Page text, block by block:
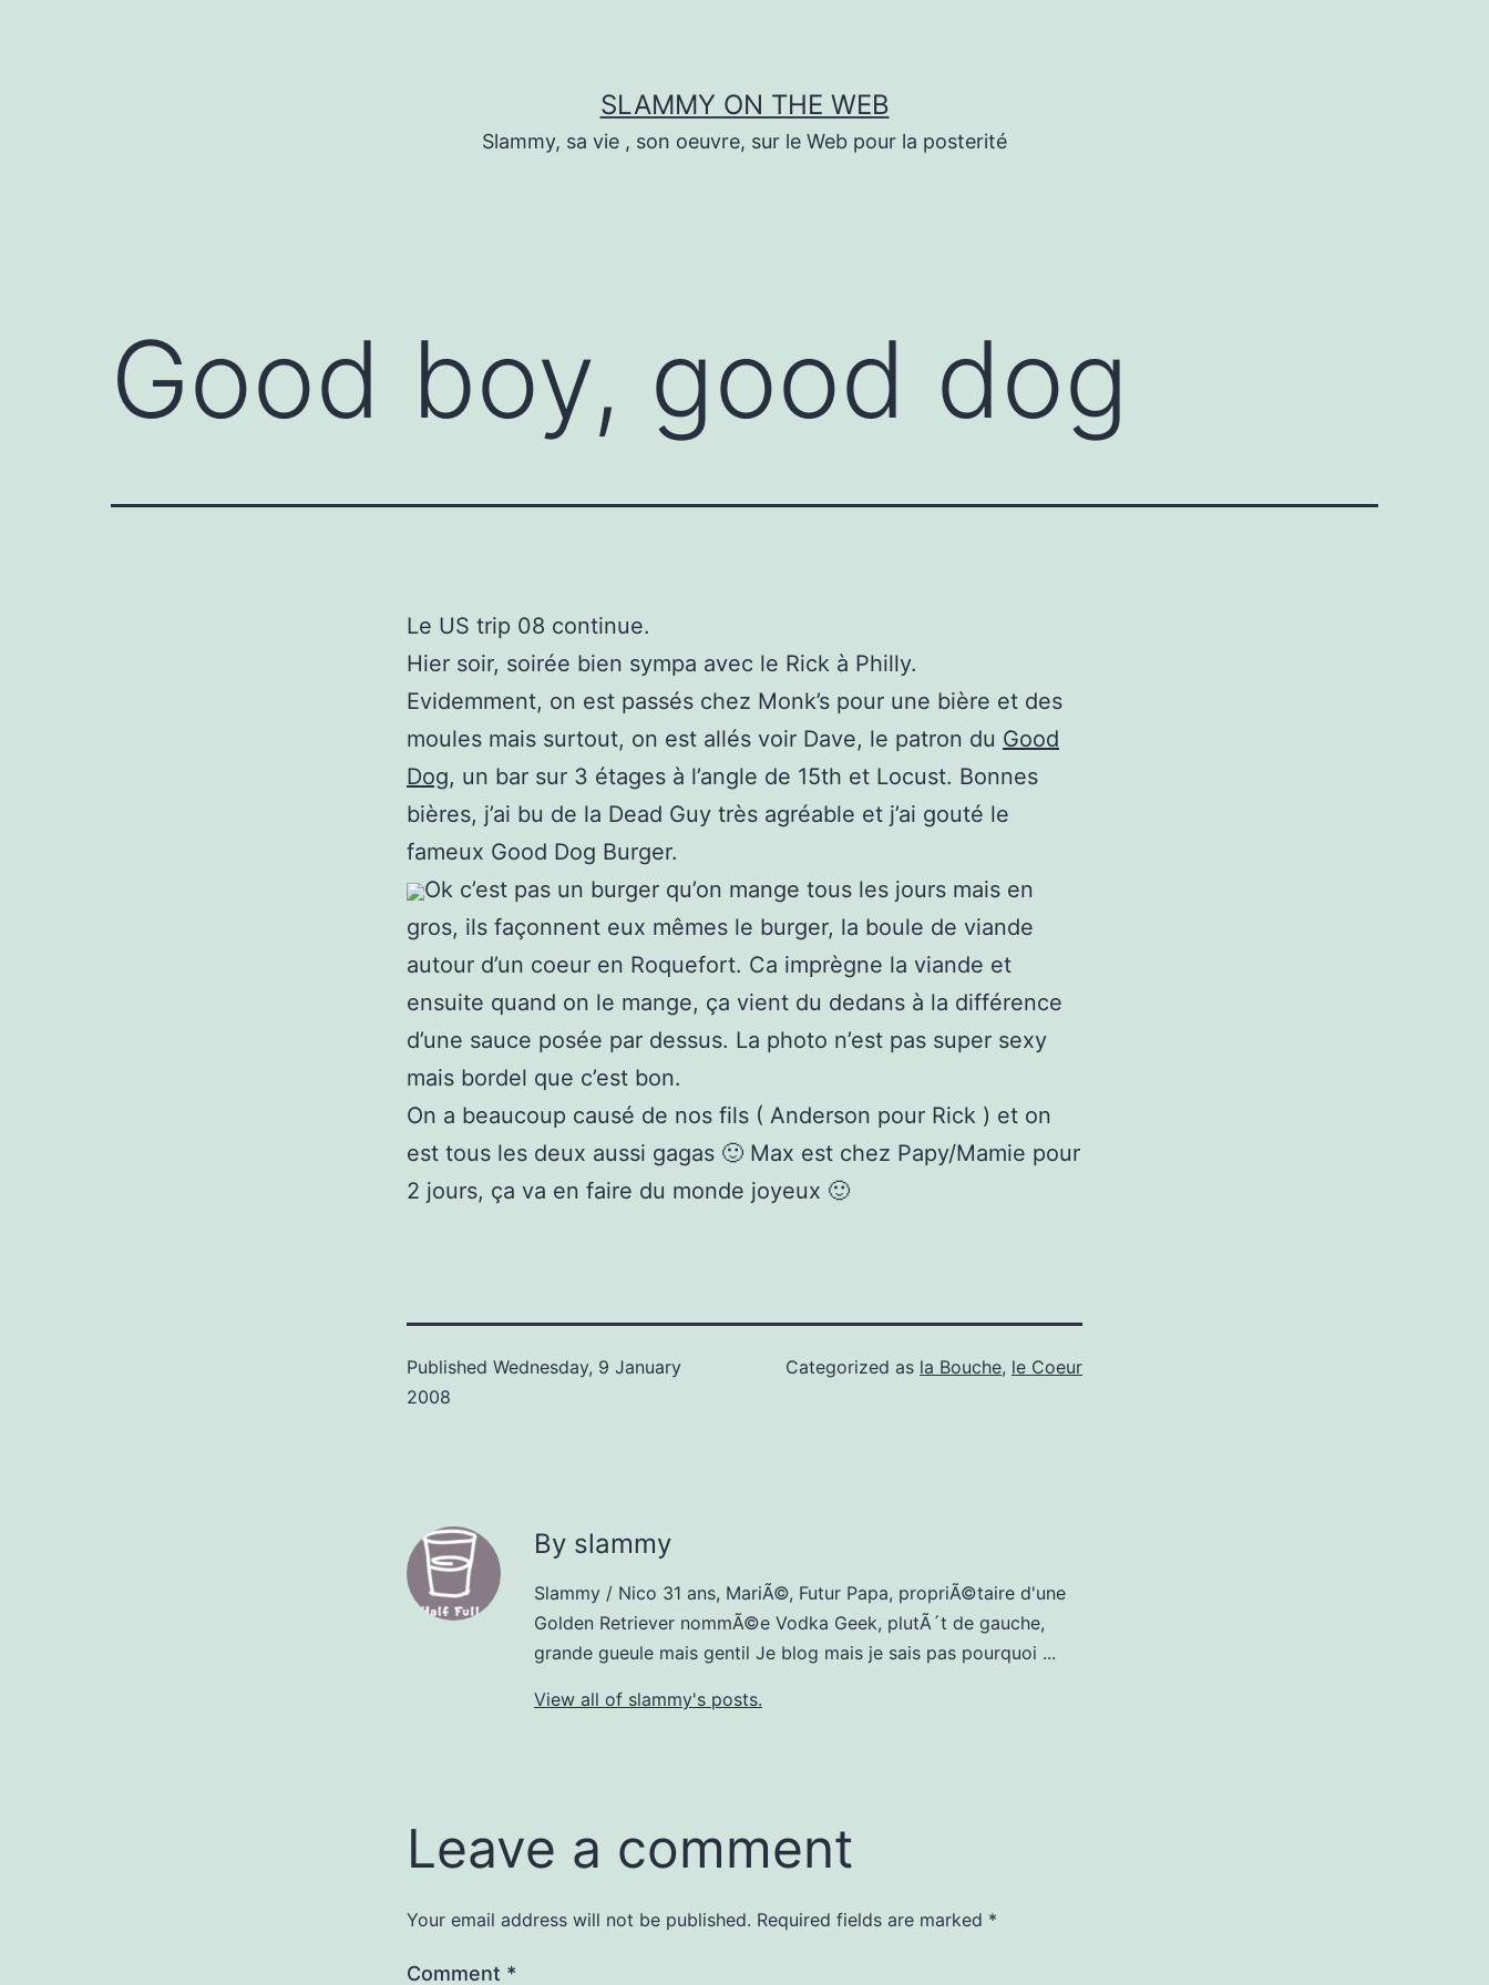
SLAMMY ON THE WEB
Slammy, sa vie , son oeuvre, sur le Web pour la posterité
Good boy, good dog
Le US trip 08 continue.
Hier soir, soirée bien sympa avec le Rick à Philly.
Evidemment, on est passés chez Monk’s pour une bière et des
moules mais surtout, on est allés voir Dave, le patron du Good
Dog, un bar sur 3 étages à l’angle de 15th et Locust. Bonnes
bières, j’ai bu de la Dead Guy très agréable et j’ai gouté le
fameux Good Dog Burger.
Ok c’est pas un burger qu’on mange tous les jours mais en
gros, ils façonnent eux mêmes le burger, la boule de viande
autour d’un coeur en Roquefort. Ca imprègne la viande et
ensuite quand on le mange, ça vient du dedans à la différence
d’une sauce posée par dessus. La photo n’est pas super sexy
mais bordel que c’est bon.
On a beaucoup causé de nos fils ( Anderson pour Rick ) et on
est tous les deux aussi gagas 🙂 Max est chez Papy/Mamie pour
2 jours, ça va en faire du monde joyeux 🙂
Published Wednesday, 9 January
2008
Categorized as la Bouche, le Coeur
By slammy
Slammy / Nico 31 ans, MariÃ©, Futur Papa, propriÃ©taire d'une
Golden Retriever nommÃ©e Vodka Geek, plutÃ´t de gauche,
grande gueule mais gentil Je blog mais je sais pas pourquoi ...
View all of slammy's posts.
Leave a comment
Your email address will not be published. Required fields are marked *
Comment *